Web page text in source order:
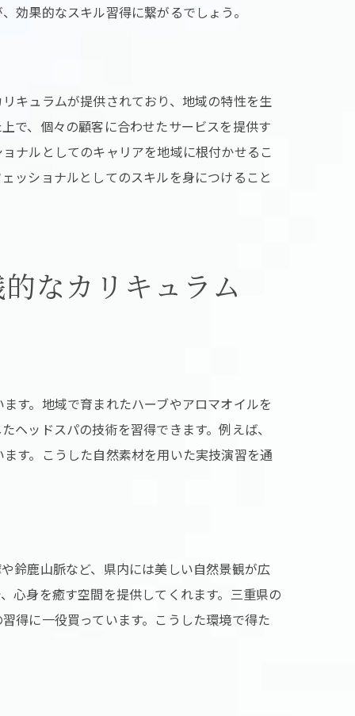
効果的なスキル習得に繋がるでしょう。
キュラムが提供されており、地域の特性を生
で、個々の顧客に合わせたサービスを提供す
ナルとしてのキャリアを地域に根付かせるこ
ッショナルとしてのスキルを身につけること
なカリキュラム
す。地域で育まれたハーブやアロマオイルを
ッドスパの技術を習得できます。例えば、
す。こうした自然素材を用いた実技演習を通
鈴鹿山脈など、県内には美しい自然景観が広
心身を癒す空間を提供してくれます。三重県の
得に一役買っています。こうした環境で得た